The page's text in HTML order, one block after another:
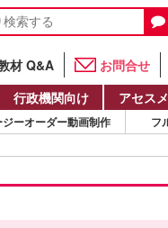
材 Q&A お問合せ
行政機関向け アセス
ジーオーダー動画制作 フ